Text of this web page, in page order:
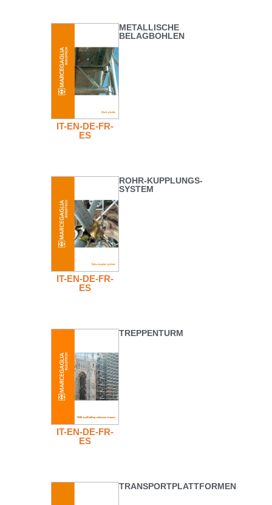
IT-EN-DE-FR-
ES
METALLISCHE
BELAGBOHLEN
IT-EN-DE-FR-
ES
ROHR-KUPPLUNGS-
SYSTEM
IT-EN-DE-FR-
ES
TREPPENTURM
TRANSPORTPLATTFORMEN